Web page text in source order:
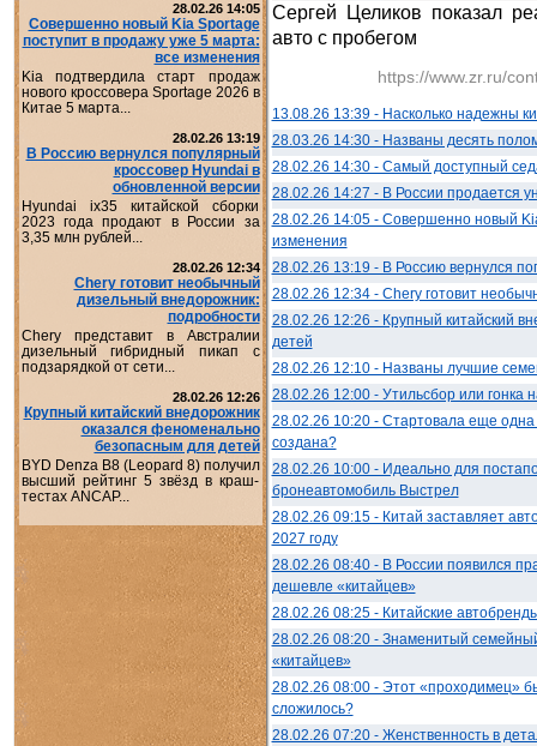
28.02.26 14:05
Совершенно новый Kia Sportage
поступит в продажу уже 5 марта:
все изменения
Kia подтвердила старт продаж
нового кроссовера Sportage 2026 в
Китае 5 марта...
28.02.26 13:19
В Россию вернулся популярный
кроссовер Hyundai в
обновленной версии
Hyundai ix35 китайской сборки
2023 года продают в России за
3,35 млн рублей...
28.02.26 12:34
Chery готовит необычный
дизельный внедорожник:
подробности
Chery представит в Австралии
дизельный гибридный пикап с
подзарядкой от сети...
28.02.26 12:26
Крупный китайский внедорожник
оказался феноменально
безопасным для детей
BYD Denza B8 (Leopard 8) получил
высший рейтинг 5 звёзд в краш-
тестах ANCAP...
Сергей Целиков показал
авто с пробегом
https://www.zr.ru/
13.08.26 13:39 - Насколько надежны
28.03.26 14:30 - Названы десять
28.02.26 14:30 - Самый доступный
28.02.26 14:27 - В России продается
28.02.26 14:05 - Совершенно новый
изменения
28.02.26 13:19 - В Россию вернулся
28.02.26 12:34 - Chery готовит
28.02.26 12:26 - Крупный китайский
детей
28.02.26 12:10 - Названы лучшие
28.02.26 12:00 - Утильсбор или
28.02.26 10:20 - Стартовала еще
создана?
28.02.26 10:00 - Идеально для
бронеавтомобиль Выстрел
28.02.26 09:15 - Китай заставляет
2027 году
28.02.26 08:40 - В России появился
дешевле «китайцев»
28.02.26 08:25 - Китайские
28.02.26 08:20 - Знаменитый
«китайцев»
28.02.26 08:00 - Этот «проходимец»
сложилось?
28.02.26 07:20 - Женственность в